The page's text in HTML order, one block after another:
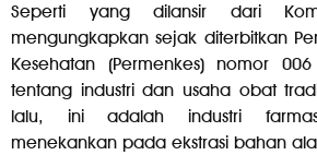
Seperti yang dilansir dari
mengungkapkan sejak diterbitkan
Kesehatan (Permenkes) nomor
tentang industri dan usaha obat
lalu, ini adalah industri
menekankan pada ekstrasi bahan